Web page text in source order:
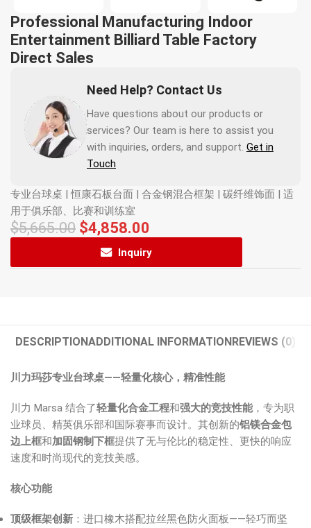
Professional Manufacturing Indoor
Entertainment Billiard Table Factory
Direct Sales
Need Help? Contact Us
Have questions about our products or
services? Our team is here to assist you
with inquiries, orders, and support. Get in
Touch
专业台球桌 | 恒康石板台面 | 合金钢混合框架 | 碳纤维饰面 | 适
用于俱乐部、比赛和训练室
$5,665.00 $4,858.00
Inquiry
DESCRIPTIONADDITIONAL INFORMATIONREVIEWS (0)
川力玛莎专业台球桌——轻量化核心，精准性能
川力 Marsa 结合了轻量化合金工程和强大的竞技性能 ，专为职
业球员、精英俱乐部和国际赛事而设计。其创新的铝镁合金包
边上框和加固钢制下框提供了无与伦比的稳定性、更快的响应
速度和时尚现代的竞技美感。
核心功能
顶级框架创新 ：进口橡木搭配拉丝黑色防火面板——轻巧而坚